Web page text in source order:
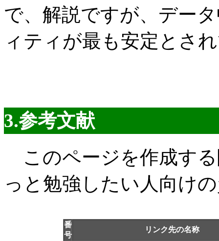
で、解説ですが、デー
ィティが最も安定とさ
3.参考文献
このページを作成す
っと勉強したい人向け
番
号
リンク先の名称